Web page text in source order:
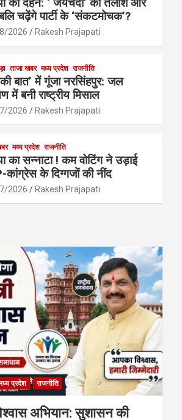
चढ़ेंगे पार्टी के ‘संकटमोचक’?
2026 Rakesh Prajapati
ताजा खबर मध्य प्रदेश राजनीति
बात’ में गूंजा नरसिंहपुर: जल
में बनी राष्ट्रीय मिसाल
2026 Rakesh Prajapati
मध्य प्रदेश राजनीति
का सन्नाटा ! कम वोटिंग ने उड़ाई
कांग्रेस के दिग्गजों की नींद
2026 Rakesh Prajapati
प्रदेश राजनीति
अभियान: सुशासन की